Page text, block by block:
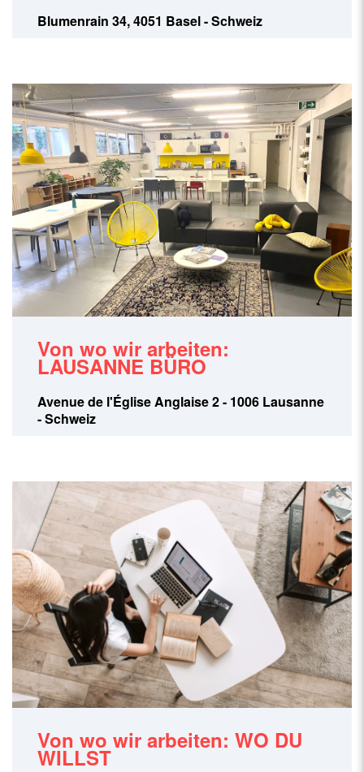
Blumenrain 34, 4051 Basel - Schweiz
Von wo wir arbeiten:
LAUSANNE BÜRO
Avenue de l'Église Anglaise 2 - 1006 Lausanne
- Schweiz
Von wo wir arbeiten: WO DU
WILLST